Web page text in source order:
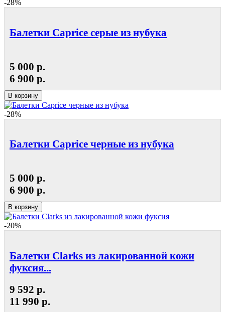
-28%
Балетки Caprice серые из нубука
5 000 р.
6 900 р.
В корзину
-28%
Балетки Caprice черные из нубука
5 000 р.
6 900 р.
В корзину
-20%
Балетки Clarks из лакированной кожи
фуксия...
9 592 р.
11 990 р.